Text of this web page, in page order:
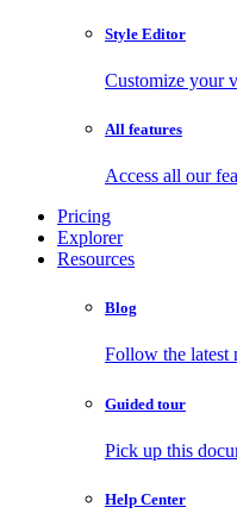
Style Editor
Customize your
All features
Access all our
Pricing
Explorer
Resources
Blog
Follow the latest
Guided tour
Pick up this
Help Center